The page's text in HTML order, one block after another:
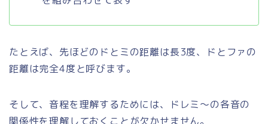
たとえば、先ほどのドとミの距離は長3度、ドとファの
距離は完全4度と呼びます。
そして、音程を理解するためには、ドレミ～の各音の
関係性を理解しておくことが欠かせません。